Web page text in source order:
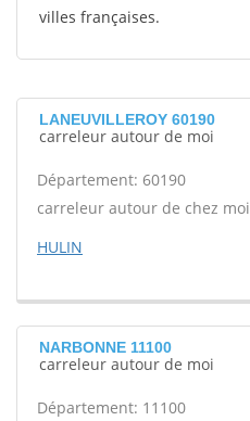
villes françaises.
LANEUVILLEROY 60190
carreleur autour de moi
Département: 60190
carreleur autour de chez moi
HULIN
NARBONNE 11100
carreleur autour de moi
Département: 11100